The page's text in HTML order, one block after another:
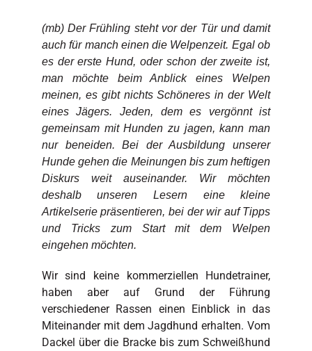
(mb) Der Frühling steht vor der Tür und damit
auch für manch einen die Welpenzeit. Egal ob
es der erste Hund, oder schon der zweite ist,
man möchte beim Anblick eines Welpen
meinen, es gibt nichts Schöneres in der Welt
eines Jägers. Jeden, dem es vergönnt ist
gemeinsam mit Hunden zu jagen, kann man
nur beneiden. Bei der Ausbildung unserer
Hunde gehen die Meinungen bis zum heftigen
Diskurs weit auseinander. Wir möchten
deshalb unseren Lesern eine kleine
Artikelserie präsentieren, bei der wir auf Tipps
und Tricks zum Start mit dem Welpen
eingehen möchten.
Wir sind keine kommerziellen Hundetrainer,
haben aber auf Grund der Führung
verschiedener Rassen einen Einblick in das
Miteinander mit dem Jagdhund erhalten. Vom
Dackel über die Bracke bis zum Schweißhund